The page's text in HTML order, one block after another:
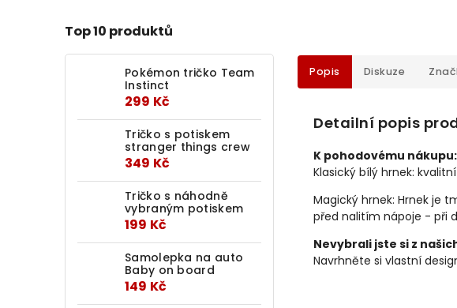
Top 10 produktů
Pokémon tričko Team
Instinct
299 Kč
Tričko s potiskem
stranger things crew
349 Kč
Tričko s náhodně
vybraným potiskem
199 Kč
Samolepka na auto
Baby on board
149 Kč
Popis Diskuze
Detailní popis
K pohodovému nákupu:
Klasický bílý hrnek:
Magický hrnek: Hrnek je
před nalitím nápoje - při
Nevybrali jste si z
Navrhněte si vlastní